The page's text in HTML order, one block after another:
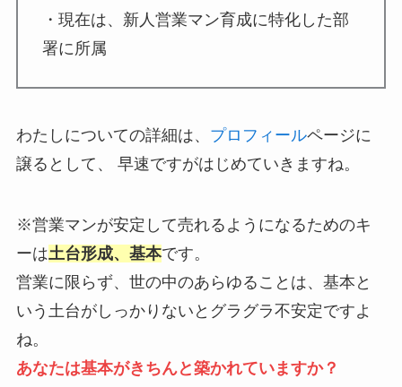
・現在は、新人営業マン育成に特化した部
署に所属
わたしについての詳細は、 プロフィールページに
譲るとして、 早速ですがはじめていきますね。
※営業マンが安定して売れるようになるためのキ
ーは土台形成、基本です。
営業に限らず、世の中のあらゆることは、基本と
いう土台がしっかりないとグラグラ不安定ですよ
ね。
あなたは基本がきちんと築かれていますか？